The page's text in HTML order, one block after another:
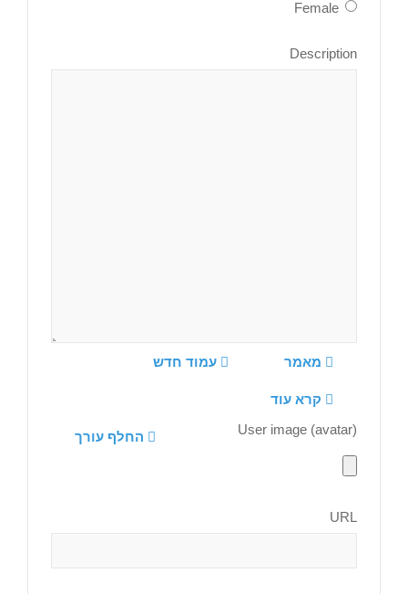
Female
Description
מאמר עמוד חדש
קרא עוד
החלף עורך User image (avatar)
URL